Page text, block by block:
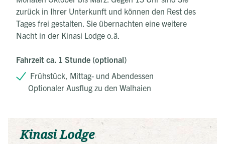
zurück in Ihrer Unterkunft und können den Rest des
Tages frei gestalten. Sie übernachten eine weitere
Nacht in der Kinasi Lodge o.ä.
Fahrzeit ca. 1 Stunde (optional)
Frühstück, Mittag- und Abendessen
Optionaler Ausflug zu den Walhaien
Kinasi Lodge